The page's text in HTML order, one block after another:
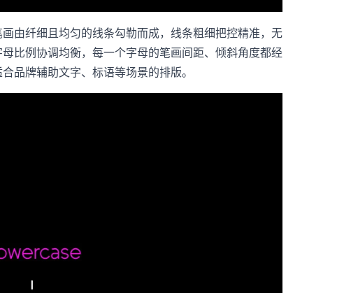
由纤细且均匀的线条勾勒而成，线条粗细把控精准，无
比例协调均衡，每一个字母的笔画间距、倾斜角度都经
品牌辅助文字、标语等场景的排版。